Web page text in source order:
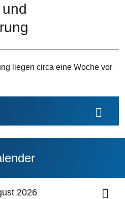
liegen circa eine Woche vor
2026